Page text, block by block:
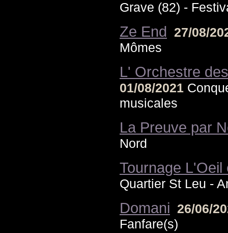
Grave (82) -
Ze End 27/08/
Mômes
L' Orchestre
01/08/2021
musicales
La Preuve par
Nord
Tournage L'Oeil
Quartier St Leu -
Domani 26/06/
Fanfare(s)